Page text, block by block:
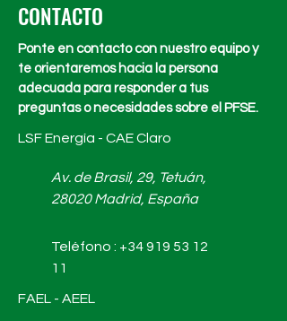
CONTACTO
Ponte en contacto con nuestro equipo y
te orientaremos hacia la persona
adecuada para responder a tus
preguntas o necesidades sobre el PFSE.
LSF Energía - CAE Claro
Av. de Brasil, 29, Tetuán,
28020 Madrid, España
Teléfono : +34 919 53 12
11
FAEL - AEEL